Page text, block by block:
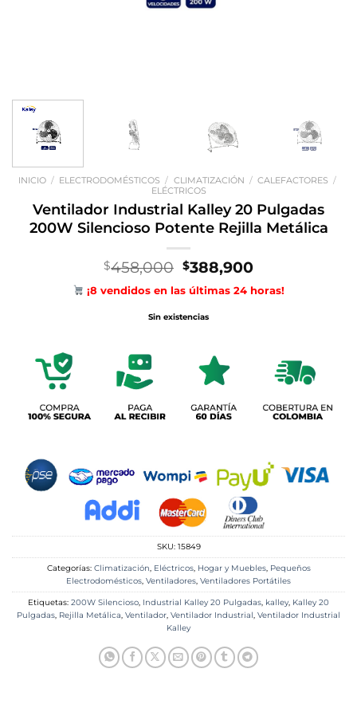
INICIO / ELECTRODOMÉSTICOS / CLIMATIZACIÓN / CALEFACTORES /
ELÉCTRICOS
Ventilador Industrial Kalley 20 Pulgadas
200W Silencioso Potente Rejilla Metálica
$458,000 El
precio
original
era:
$388,900El
precio
actual
¡8 vendidos en las últimas 24 horas!
Sin existencias
SKU: 15849
Categorías: Climatización Eléctricos, Hogar y Muebles, Pequeños
Electrodomésticos Ventiladores Ventiladores Portátiles
Etiquetas: 200W Silencioso Industrial Kalley 20 Pulgadas kalley Kalley 20
Pulgadas Rejilla Metálica Ventilador Ventilador Industrial Ventilador Industrial
Kalley